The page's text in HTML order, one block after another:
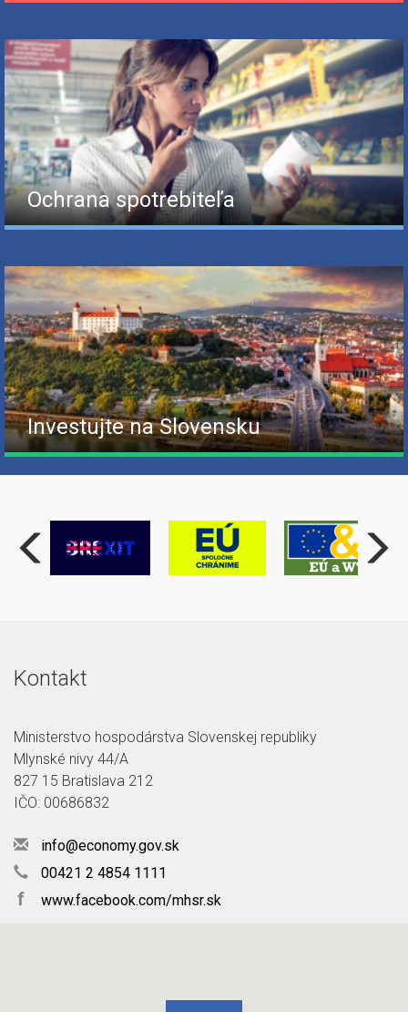
Ochrana spotrebiteľa
Investujte na Slovensku
Kontakt
Ministerstvo hospodárstva Slovenskej republiky
Mlynské nivy 44/A
827 15 Bratislava 212
IČO: 00686832
info@economy.gov.sk
00421 2 4854 1111
f www.facebook.com/mhsr.sk